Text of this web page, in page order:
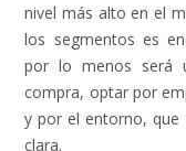
nivel más alto en el
los segmentos es
por lo menos será
compra, optar por
y por el entorno, que
clara.